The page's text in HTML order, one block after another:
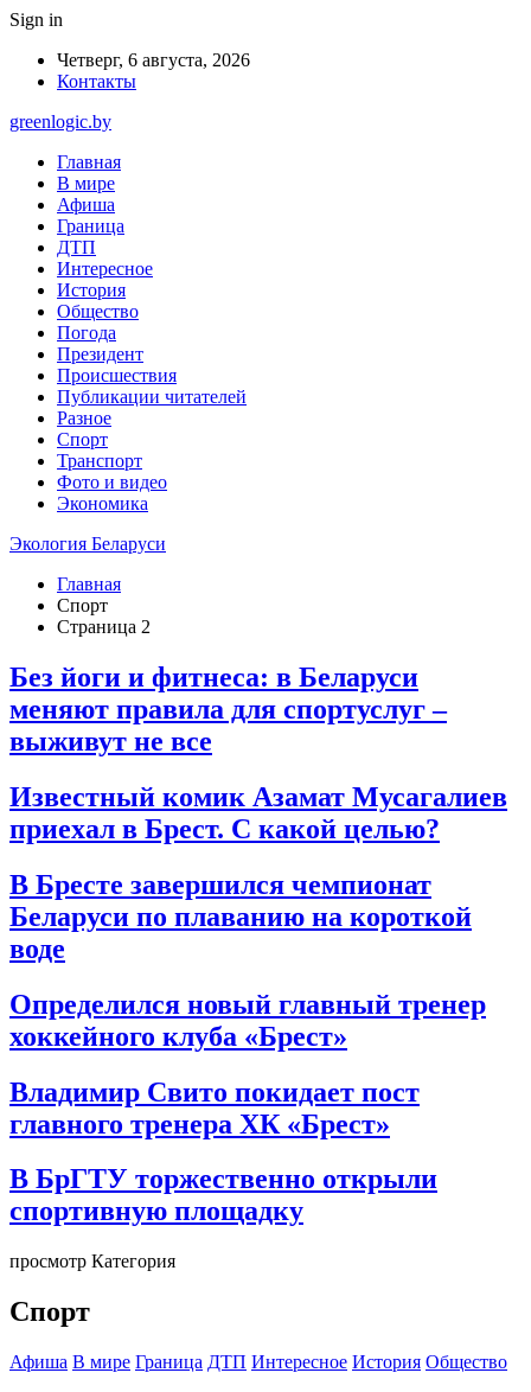
Sign in
Четверг, 6 августа, 2026
Контакты
greenlogic.by
Главная
В мире
Афиша
Граница
ДТП
Интересное
История
Общество
Погода
Президент
Происшествия
Публикации читателей
Разное
Спорт
Транспорт
Фото и видео
Экономика
Экология Беларуси
Главная
Спорт
Страница 2
Без йоги и фитнеса: в Беларуси
меняют правила для спортуслуг –
выживут не все
Известный комик Азамат Мусагалиев
приехал в Брест. С какой целью?
В Бресте завершился чемпионат
Беларуси по плаванию на короткой
воде
Определился новый главный тренер
хоккейного клуба «Брест»
Владимир Свито покидает пост
главного тренера ХК «Брест»
В БрГТУ торжественно открыли
спортивную площадку
просмотр Категория
Спорт
Афиша В мире Граница ДТП Интересное История Общество